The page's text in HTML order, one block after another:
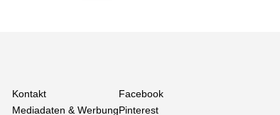
Kontakt
Mediadaten & Werbung
Facebook
Pinterest